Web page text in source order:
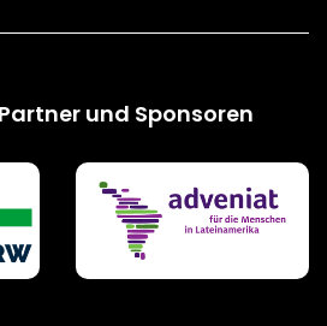
und Sponsoren